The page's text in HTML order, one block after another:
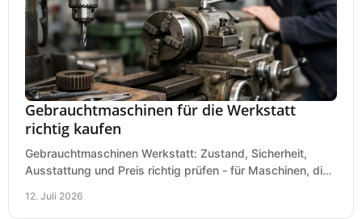
Gebrauchtmaschinen für die Werkstatt
richtig kaufen
Gebrauchtmaschinen Werkstatt: Zustand, Sicherheit,
Ausstattung und Preis richtig prüfen - für Maschinen, die
12. Juli 2026